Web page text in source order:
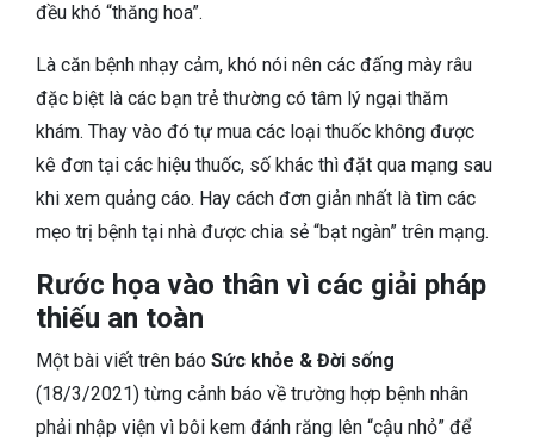
đều khó “thăng hoa”.
Là căn bệnh nhạy cảm, khó nói nên các đấng mày râu
đặc biệt là các bạn trẻ thường có tâm lý ngại thăm
khám. Thay vào đó tự mua các loại thuốc không được
kê đơn tại các hiệu thuốc, số khác thì đặt qua mạng sau
khi xem quảng cáo. Hay cách đơn giản nhất là tìm các
mẹo trị bệnh tại nhà được chia sẻ “bạt ngàn” trên mạng.
Rước họa vào thân vì các giải pháp
thiếu an toàn
Một bài viết trên báo Sức khỏe & Đời sống
(18/3/2021) từng cảnh báo về trường hợp bệnh nhân
phải nhập viện vì bôi kem đánh răng lên “cậu nhỏ” để